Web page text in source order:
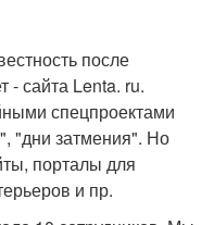
после
- сайта Lenta. ru.
спецпроектами
"дни затмения". Но
порталы для
и пр.